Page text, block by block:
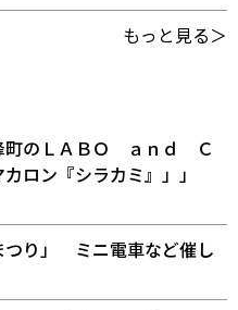
もっと見る＞
町のＬＡＢＯ ａｎｄ Ｃ
ロン『シラカミ』」」
つり」 ミニ電車など催し